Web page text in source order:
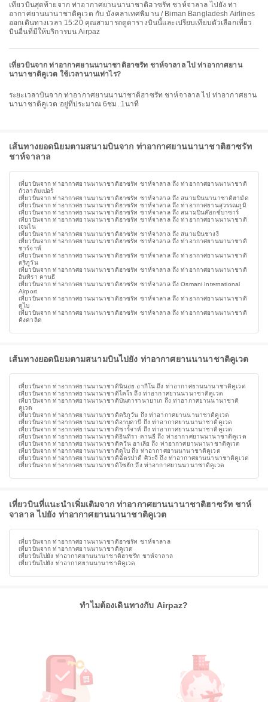
เที่ยวบินสุดท้ายจาก ท่าอากาศยานนานาชาติฮาซรัท ชาห์จาลาล ไปยัง ท่า
อากาศยานนานาชาติคูเวต กับ บังคลาเทศพิมาน / Biman Bangladesh Airlines
ออกเดินทางเวลา 15:20 คุณสามารถดูตารางบินนี้และเปรียบเทียบตัวเลือกเที่ยว
บินอื่นที่มีให้บริการบน Airpaz
เที่ยวบินจาก ท่าอากาศยานนานาชาติฮาซรัท ชาห์จาลาล ไป ท่าอากาศยาน
นานาชาติคูเวต ใช้เวลานานเท่าไร?
ระยะเวลาบินจาก ท่าอากาศยานนานาชาติฮาซรัท ชาห์จาลาล ไป ท่าอากาศยาน
นานาชาติคูเวต อยู่ที่ประมาณ 6ชม. 1นาที
เส้นทางยอดนิยมตามสนามบินจาก ท่าอากาศยานนานาชาติฮาซรัท
ชาห์จาลาล
เที่ยวบินจาก ท่าอากาศยานนานาชาติฮาซรัท ชาห์จาลาล ถึง ท่าอากาศยานนานาชาติ
กัวลาลัมเปอร์
เที่ยวบินจาก ท่าอากาศยานนานาชาติฮาซรัท ชาห์จาลาล ถึง สนามบินนานาชาติฮามัด
เที่ยวบินจาก ท่าอากาศยานนานาชาติฮาซรัท ชาห์จาลาล ถึง ท่าอากาศยานสุวรรณภูมิ
เที่ยวบินจาก ท่าอากาศยานนานาชาติฮาซรัท ชาห์จาลาล ถึง สนามบินค๊อกซ์บาซาร์
เที่ยวบินจาก ท่าอากาศยานนานาชาติฮาซรัท ชาห์จาลาล ถึง ท่าอากาศยานนานาชาติ
เจนไน
เที่ยวบินจาก ท่าอากาศยานนานาชาติฮาซรัท ชาห์จาลาล ถึง สนามบินชางงี
เที่ยวบินจาก ท่าอากาศยานนานาชาติฮาซรัท ชาห์จาลาล ถึง ท่าอากาศยานนานาชาติ
ชาร์จาห์
เที่ยวบินจาก ท่าอากาศยานนานาชาติฮาซรัท ชาห์จาลาล ถึง ท่าอากาศยานนานาชาติ
ตริภูวัน
เที่ยวบินจาก ท่าอากาศยานนานาชาติฮาซรัท ชาห์จาลาล ถึง ท่าอากาศยานนานาชาติ
อินทิรา คานธี
เที่ยวบินจาก ท่าอากาศยานนานาชาติฮาซรัท ชาห์จาลาล ถึง Osmani International
Airport
เที่ยวบินจาก ท่าอากาศยานนานาชาติฮาซรัท ชาห์จาลาล ถึง ท่าอากาศยานนานาชาติ
ดูไบ
เที่ยวบินจาก ท่าอากาศยานนานาชาติฮาซรัท ชาห์จาลาล ถึง ท่าอากาศยานนานาชาติ
คิงคาลิด
เส้นทางยอดนิยมตามสนามบินไปยัง ท่าอากาศยานนานาชาติคูเวต
เที่ยวบินจาก ท่าอากาศยานนานาชาตินินอย อากีโน ถึง ท่าอากาศยานนานาชาติคูเวต
เที่ยวบินจาก ท่าอากาศยานนานาชาติไคโร ถึง ท่าอากาศยานนานาชาติคูเวต
เที่ยวบินจาก ท่าอากาศยานนานาชาติบันดารานายาเก ถึง ท่าอากาศยานนานาชาติ
คูเวต
เที่ยวบินจาก ท่าอากาศยานนานาชาติตริภูวัน ถึง ท่าอากาศยานนานาชาติคูเวต
เที่ยวบินจาก ท่าอากาศยานนานาชาติอาบูดาบี ถึง ท่าอากาศยานนานาชาติคูเวต
เที่ยวบินจาก ท่าอากาศยานนานาชาติชาร์จาห์ ถึง ท่าอากาศยานนานาชาติคูเวต
เที่ยวบินจาก ท่าอากาศยานนานาชาติอินทิรา คานธี ถึง ท่าอากาศยานนานาชาติคูเวต
เที่ยวบินจาก ท่าอากาศยานนานาชาติควีน อาเลีย ถึง ท่าอากาศยานนานาชาติคูเวต
เที่ยวบินจาก ท่าอากาศยานนานาชาติดูไบ ถึง ท่าอากาศยานนานาชาติคูเวต
เที่ยวบินจาก ท่าอากาศยานนานาชาติฉัตรปาตี ศิวะจี ถึง ท่าอากาศยานนานาชาติคูเวต
เที่ยวบินจาก ท่าอากาศยานนานาชาติโซฮัก ถึง ท่าอากาศยานนานาชาติคูเวต
เที่ยวบินที่แนะนำเพิ่มเติมจาก ท่าอากาศยานนานาชาติฮาซรัท ชาห์
จาลาล ไปยัง ท่าอากาศยานนานาชาติคูเวต
เที่ยวบินจาก ท่าอากาศยานนานาชาติฮาซรัท ชาห์จาลาล
เที่ยวบินจาก ท่าอากาศยานนานาชาติคูเวต
เที่ยวบินไปยัง ท่าอากาศยานนานาชาติฮาซรัท ชาห์จาลาล
เที่ยวบินไปยัง ท่าอากาศยานนานาชาติคูเวต
ทำไมต้องเดินทางกับ Airpaz?